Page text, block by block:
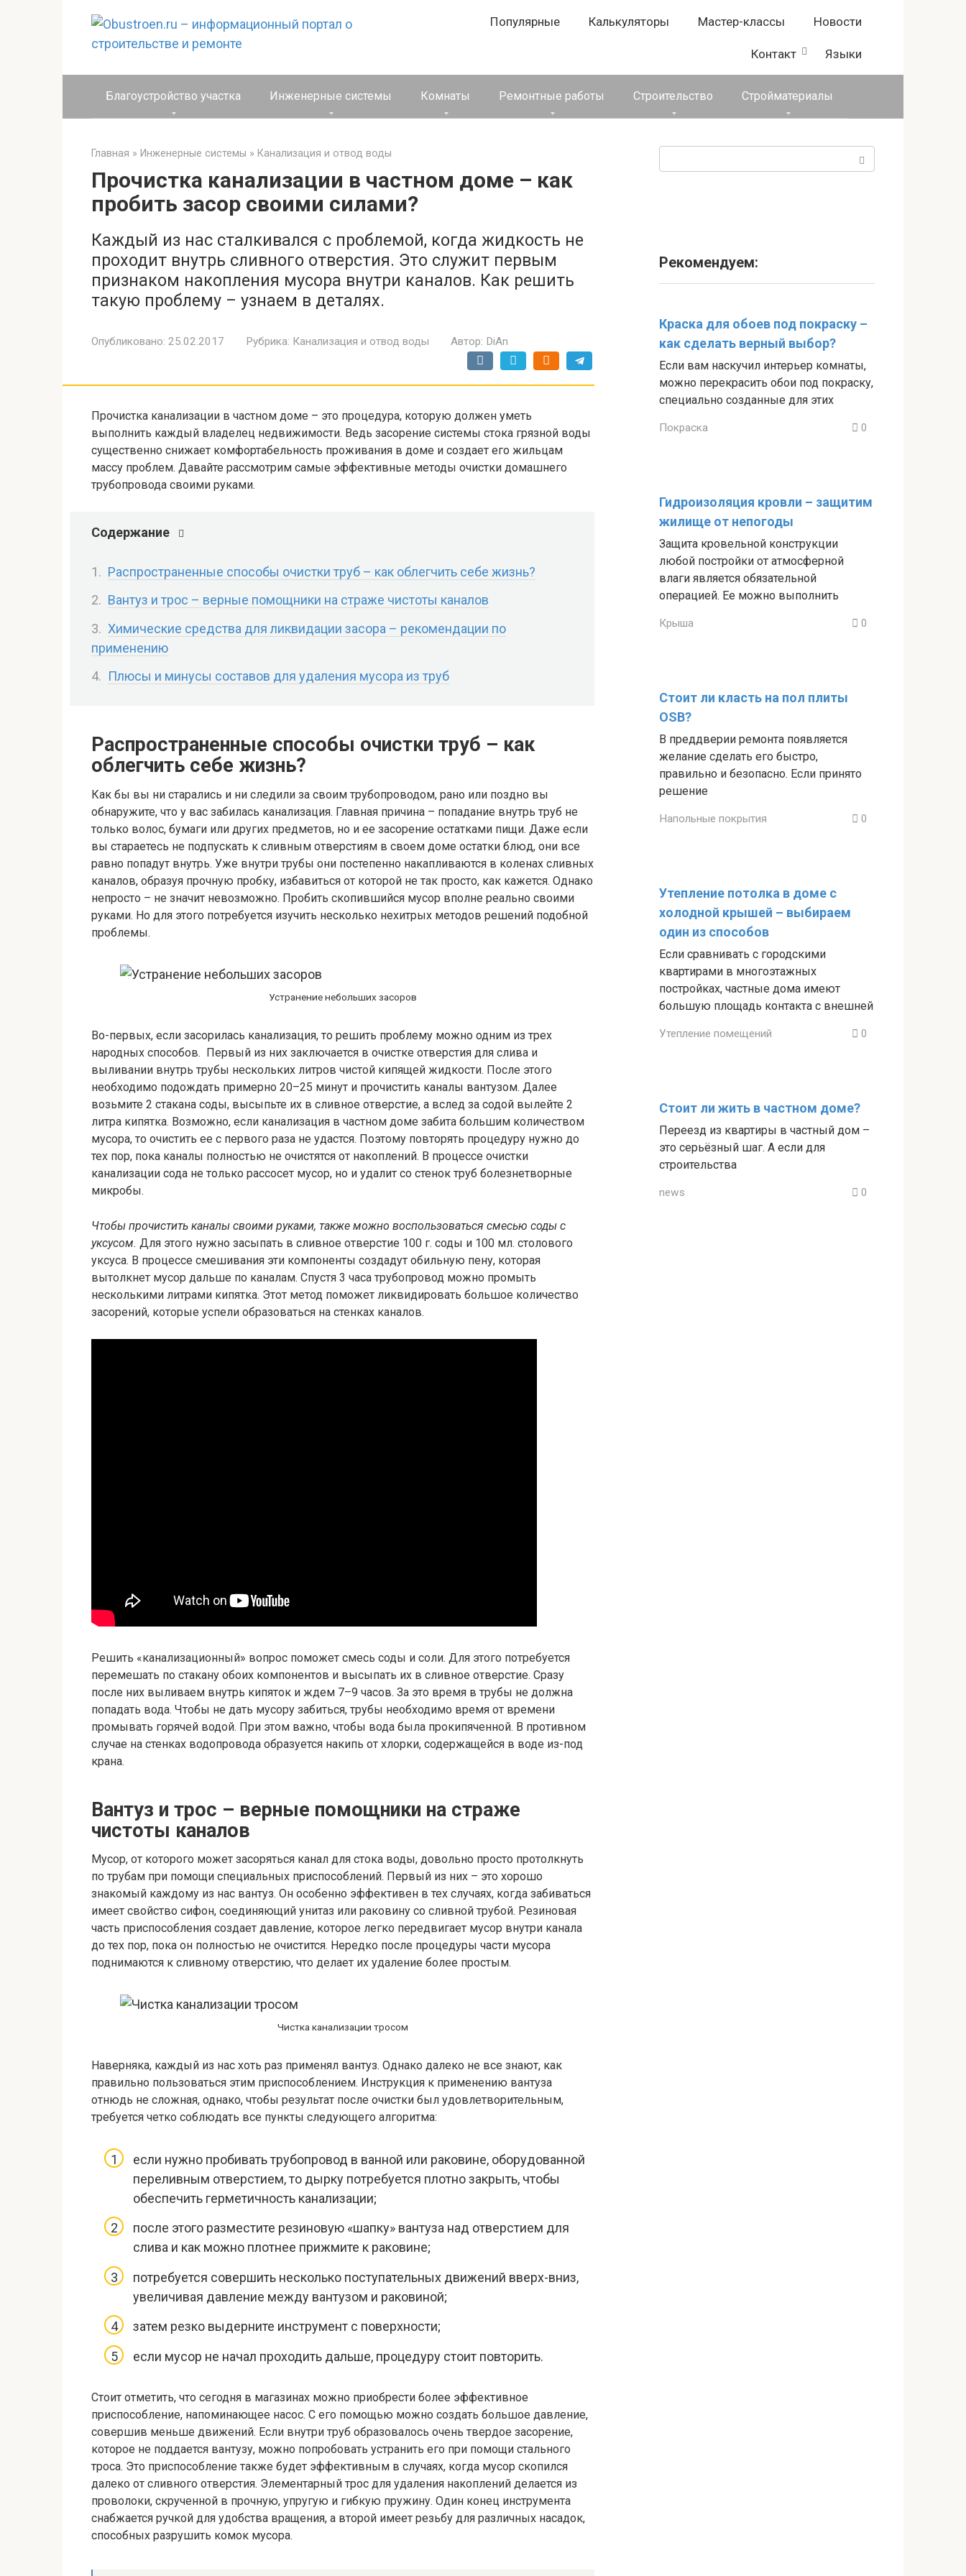
Популярные Калькуляторы Мастер-классы Новости
Контакт Языки
Благоустройство участка Инженерные системы Комнаты Ремонтные работы Строительство Стройматериалы
Главная » Инженерные системы » Канализация и отвод воды
Прочистка канализации в частном доме – как
пробить засор своими силами?
Каждый из нас сталкивался с проблемой, когда жидкость не
проходит внутрь сливного отверстия. Это служит первым
признаком накопления мусора внутри каналов. Как решить
такую проблему – узнаем в деталях.
Опубликовано: 25.02.2017 Рубрика: Канализация и отвод воды Автор: DiAn
Прочистка канализации в частном доме – это процедура, которую должен уметь
выполнить каждый владелец недвижимости. Ведь засорение системы стока грязной воды
существенно снижает комфортабельность проживания в доме и создает его жильцам
массу проблем. Давайте рассмотрим самые эффективные методы очистки домашнего
трубопровода своими руками.
Содержание
Распространенные способы очистки труб – как облегчить себе жизнь?
Вантуз и трос – верные помощники на страже чистоты каналов
Химические средства для ликвидации засора – рекомендации по
применению
Плюсы и минусы составов для удаления мусора из труб
Распространенные способы очистки труб – как
облегчить себе жизнь?
Как бы вы ни старались и ни следили за своим трубопроводом, рано или поздно вы
обнаружите, что у вас забилась канализация. Главная причина – попадание внутрь труб не
только волос, бумаги или других предметов, но и ее засорение остатками пищи. Даже если
вы стараетесь не подпускать к сливным отверстиям в своем доме остатки блюд, они все
равно попадут внутрь. Уже внутри трубы они постепенно накапливаются в коленах сливных
каналов, образуя прочную пробку, избавиться от которой не так просто, как кажется. Однако
непросто – не значит невозможно. Пробить скопившийся мусор вполне реально своими
руками. Но для этого потребуется изучить несколько нехитрых методов решений подобной
проблемы.
Устранение небольших засоров
Во-первых, если засорилась канализация, то решить проблему можно одним из трех
народных способов. Первый из них заключается в очистке отверстия для слива и
выливании внутрь трубы нескольких литров чистой кипящей жидкости. После этого
необходимо подождать примерно 20–25 минут и прочистить каналы вантузом. Далее
возьмите 2 стакана соды, высыпьте их в сливное отверстие, а вслед за содой вылейте 2
литра кипятка. Возможно, если канализация в частном доме забита большим количеством
мусора, то очистить ее с первого раза не удастся. Поэтому повторять процедуру нужно до
тех пор, пока каналы полностью не очистятся от накоплений. В процессе очистки
канализации сода не только рассосет мусор, но и удалит со стенок труб болезнетворные
микробы.
Чтобы прочистить каналы своими руками, также можно воспользоваться смесью соды с
уксусом. Для этого нужно засыпать в сливное отверстие 100 г. соды и 100 мл. столового
уксуса. В процессе смешивания эти компоненты создадут обильную пену, которая
вытолкнет мусор дальше по каналам. Спустя 3 часа трубопровод можно промыть
несколькими литрами кипятка. Этот метод поможет ликвидировать большое количество
засорений, которые успели образоваться на стенках каналов.
Решить «канализационный» вопрос поможет смесь соды и соли. Для этого потребуется
перемешать по стакану обоих компонентов и высыпать их в сливное отверстие. Сразу
после них выливаем внутрь кипяток и ждем 7–9 часов. За это время в трубы не должна
попадать вода. Чтобы не дать мусору забиться, трубы необходимо время от времени
промывать горячей водой. При этом важно, чтобы вода была прокипяченной. В противном
случае на стенках водопровода образуется накипь от хлорки, содержащейся в воде из-под
крана.
Вантуз и трос – верные помощники на страже
чистоты каналов
Мусор, от которого может засоряться канал для стока воды, довольно просто протолкнуть
по трубам при помощи специальных приспособлений. Первый из них – это хорошо
знакомый каждому из нас вантуз. Он особенно эффективен в тех случаях, когда забиваться
имеет свойство сифон, соединяющий унитаз или раковину со сливной трубой. Резиновая
часть приспособления создает давление, которое легко передвигает мусор внутри канала
до тех пор, пока он полностью не очистится. Нередко после процедуры части мусора
поднимаются к сливному отверстию, что делает их удаление более простым.
Чистка канализации тросом
Наверняка, каждый из нас хоть раз применял вантуз. Однако далеко не все знают, как
правильно пользоваться этим приспособлением. Инструкция к применению вантуза
отнюдь не сложная, однако, чтобы результат после очистки был удовлетворительным,
требуется четко соблюдать все пункты следующего алгоритма:
если нужно пробивать трубопровод в ванной или раковине, оборудованной
переливным отверстием, то дырку потребуется плотно закрыть, чтобы
обеспечить герметичность канализации;
после этого разместите резиновую «шапку» вантуза над отверстием для
слива и как можно плотнее прижмите к раковине;
потребуется совершить несколько поступательных движений вверх-вниз,
увеличивая давление между вантузом и раковиной;
затем резко выдерните инструмент с поверхности;
если мусор не начал проходить дальше, процедуру стоит повторить.
Стоит отметить, что сегодня в магазинах можно приобрести более эффективное
приспособление, напоминающее насос. С его помощью можно создать большое давление,
совершив меньше движений. Если внутри труб образовалось очень твердое засорение,
которое не поддается вантузу, можно попробовать устранить его при помощи стального
троса. Это приспособление также будет эффективным в случаях, когда мусор скопился
далеко от сливного отверстия. Элементарный трос для удаления накоплений делается из
проволоки, скрученной в прочную, упругую и гибкую пружину. Один конец инструмента
снабжается ручкой для удобства вращения, а второй имеет резьбу для различных насадок,
способных разрушить комок мусора.
Рекомендуем:
Краска для обоев под покраску –
как сделать верный выбор?
Если вам наскучил интерьер комнаты,
можно перекрасить обои под покраску,
специально созданные для этих
Покраска 0
Гидроизоляция кровли – защитим
жилище от непогоды
Защита кровельной конструкции
любой постройки от атмосферной
влаги является обязательной
операцией. Ее можно выполнить
Крыша 0
Стоит ли класть на пол плиты
OSB?
В преддверии ремонта появляется
желание сделать его быстро,
правильно и безопасно. Если принято
решение
Напольные покрытия 0
Утепление потолка в доме с
холодной крышей – выбираем
один из способов
Если сравнивать с городскими
квартирами в многоэтажных
постройках, частные дома имеют
большую площадь контакта с внешней
Утепление помещений 0
Стоит ли жить в частном доме?
Переезд из квартиры в частный дом –
это серьёзный шаг. А если для
строительства
news 0